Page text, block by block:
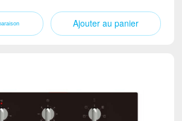
Ajouter au panier